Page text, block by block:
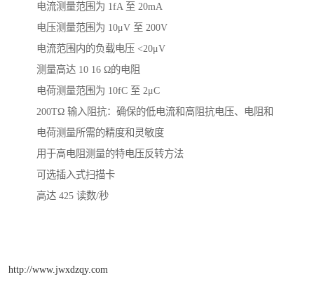
电流测量范围为 1fA 至 20mA
电压测量范围为 10μV 至 200V
电流范围内的负载电压 <20μV
测量高达 10 16 Ω的电阻
电荷测量范围为 10fC 至 2μC
200TΩ 输入阻抗：确保的低电流和高阻抗电压、电阻和
电荷测量所需的精度和灵敏度
用于高电阻测量的特电压反转方法
可选插入式扫描卡
高达 425 读数/秒
http://www.jwxdzqy.com